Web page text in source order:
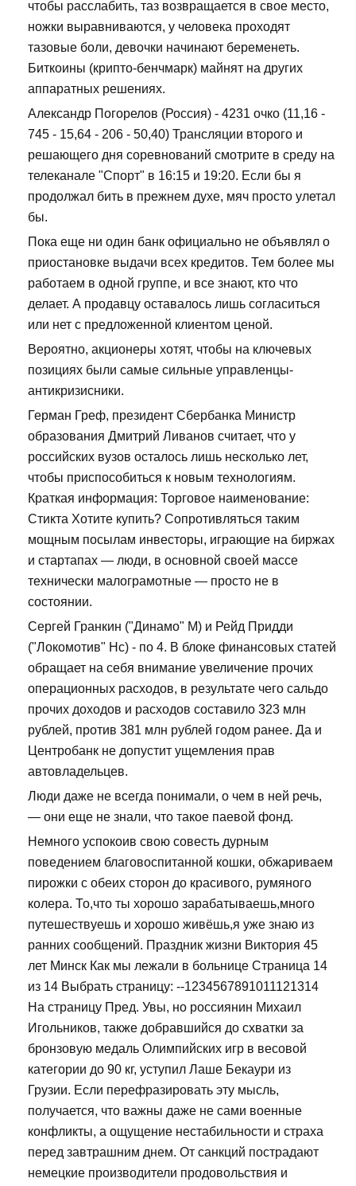
чтобы расслабить, таз возвращается в свое место,
ножки выравниваются, у человека проходят
тазовые боли, девочки начинают беременеть.
Биткоины (крипто-бенчмарк) майнят на других
аппаратных решениях.
Александр Погорелов (Россия) - 4231 очко (11,16 -
745 - 15,64 - 206 - 50,40) Трансляции второго и
решающего дня соревнований смотрите в среду на
телеканале "Спорт" в 16:15 и 19:20. Если бы я
продолжал бить в прежнем духе, мяч просто улетал
бы.
Пока еще ни один банк официально не объявлял о
приостановке выдачи всех кредитов. Тем более мы
работаем в одной группе, и все знают, кто что
делает. А продавцу оставалось лишь согласиться
или нет с предложенной клиентом ценой.
Вероятно, акционеры хотят, чтобы на ключевых
позициях были самые сильные управленцы-
антикризисники.
Герман Греф, президент Сбербанка Министр
образования Дмитрий Ливанов считает, что у
российских вузов осталось лишь несколько лет,
чтобы приспособиться к новым технологиям.
Краткая информация: Торговое наименование:
Стикта Хотите купить? Сопротивляться таким
мощным посылам инвесторы, играющие на биржах
и стартапах — люди, в основной своей массе
технически малограмотные — просто не в
состоянии.
Сергей Гранкин ("Динамо" М) и Рейд Придди
("Локомотив" Нс) - по 4. В блоке финансовых статей
обращает на себя внимание увеличение прочих
операционных расходов, в результате чего сальдо
прочих доходов и расходов составило 323 млн
рублей, против 381 млн рублей годом ранее. Да и
Центробанк не допустит ущемления прав
автовладельцев.
Люди даже не всегда понимали, о чем в ней речь,
— они еще не знали, что такое паевой фонд.
Немного успокоив свою совесть дурным
поведением благовоспитанной кошки, обжариваем
пирожки с обеих сторон до красивого, румяного
колера. То,что ты хорошо зарабатываешь,много
путешествуешь и хорошо живёшь,я уже знаю из
ранних сообщений. Праздник жизни Виктория 45
лет Минск Как мы лежали в больнице Страница 14
из 14 Выбрать страницу: --1234567891011121314
На страницу Пред. Увы, но россиянин Михаил
Игольников, также добравшийся до схватки за
бронзовую медаль Олимпийских игр в весовой
категории до 90 кг, уступил Лаше Бекаури из
Грузии. Если перефразировать эту мысль,
получается, что важны даже не сами военные
конфликты, а ощущение нестабильности и страха
перед завтрашним днем. От санкций пострадают
немецкие производители продовольствия и